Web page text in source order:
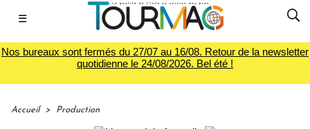
☰
Nos bureaux sont fermés du 27/07 au 16/08. Retour de la newsletter
quotidienne le 24/08/2026. Bel été !
Accueil > Production